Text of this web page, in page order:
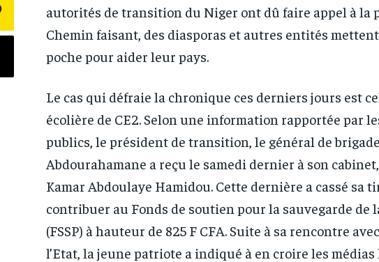
autorités de transition du Niger ont dû faire appel à la
Chemin faisant, des diasporas et autres entités
poche pour aider leur pays.
Le cas qui défraie la chronique ces derniers jours est
écolière de CE2. Selon une information rapportée par
publics, le président de transition, le général de
Abdourahamane a reçu le samedi dernier à son cabinet,
Kamar Abdoulaye Hamidou. Cette dernière a cassé sa
contribuer au Fonds de soutien pour la sauvegarde de
(FSSP) à hauteur de 825 F CFA. Suite à sa rencontre
l’Etat, la jeune patriote a indiqué à en croire les médias